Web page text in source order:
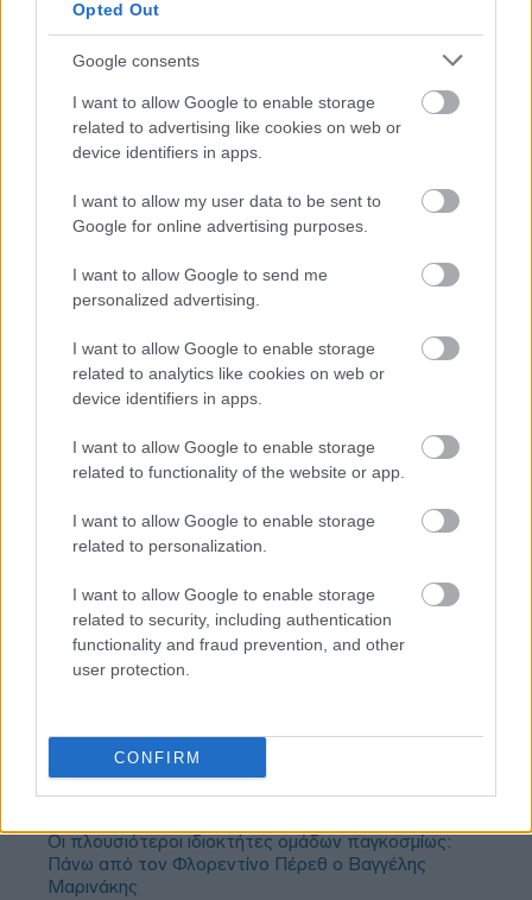
Opted Out
Google consents
I want to allow Google to enable storage
related to advertising like cookies on web or
device identifiers in apps.
I want to allow my user data to be sent to
Google for online advertising purposes.
I want to allow Google to send me
personalized advertising.
I want to allow Google to enable storage
related to analytics like cookies on web or
device identifiers in apps.
I want to allow Google to enable storage
related to functionality of the website or app.
I want to allow Google to enable storage
related to personalization.
I want to allow Google to enable storage
related to security, including authentication
functionality and fraud prevention, and other
user protection.
CONFIRM
TAGS: Καιρός
Ολυμπιακός, Γουόκαπ: Δεν υπάρχει οπισθοχώρηση
από την αρχική τιμή πώλησης των 3 εκατομμυρίων
ευρώ!
Οι πλουσιότεροι ιδιοκτήτες ομάδων παγκοσμίως:
Πάνω από τον Φλορεντίνο Πέρεθ ο Βαγγέλης
Μαρινάκης